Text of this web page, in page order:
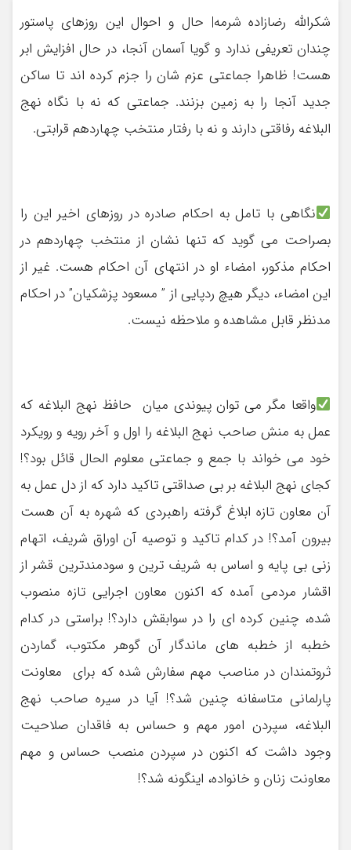
شکرالله رضازاده شرمه| حال و احوال این روزهای پاستور
چندان تعریفی ندارد و گویا آسمان آنجا، در حال افزایش ابر
هست! ظاهرا جماعتی عزم شان را جزم کرده اند تا ساکن
جدید آنجا را به زمین بزنند. جماعتی که نه با نگاه نهج
البلاغه رفاقتی دارند و نه با رفتار منتخب چهاردهم قرابتی.
نگاهی با تامل به احکام صادره در روزهای اخیر این را
بصراحت می گوید که تنها نشان از منتخب چهاردهم در
احکام مذکور، امضاء او در انتهای آن احکام هست. غیر از
این امضاء، دیگر هیچ ردپایی از ” مسعود پزشکیان” در احکام
مدنظر قابل مشاهده و ملاحظه نیست.
واقعا مگر می توان پیوندی میان حافظ نهج البلاغه که
عمل به منش صاحب نهج البلاغه را اول و آخر رویه و رویکرد
خود می خواند با جمع و جماعتی معلوم الحال قائل بود؟!
کجای نهج البلاغه بر بی صداقتی تاکید دارد که از دل عمل به
آن معاون تازه ابلاغ گرفته راهبردی که شهره به آن هست
بیرون آمد؟! در کدام تاکید و توصیه آن اوراق شریف، اتهام
زنی بی پایه و اساس به شریف ترین و سودمندترین قشر از
اقشار مردمی آمده که اکنون معاون اجرایی تازه منصوب
شده، چنین کرده ای را در سوابقش دارد؟! براستی در کدام
خطبه از خطبه های ماندگار آن گوهر مکتوب، گماردن
ثروتمندان در مناصب مهم سفارش شده که برای معاونت
پارلمانی متاسفانه چنین شد؟! آیا در سیره صاحب نهج
البلاغه، سپردن امور مهم و حساس به فاقدان صلاحیت
وجود داشت که اکنون در سپردن منصب حساس و مهم
معاونت زنان و خانواده، اینگونه شد؟!